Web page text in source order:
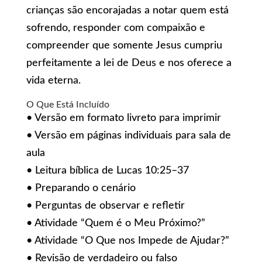
crianças são encorajadas a notar quem está
sofrendo, responder com compaixão e
compreender que somente Jesus cumpriu
perfeitamente a lei de Deus e nos oferece a
vida eterna.
O Que Está Incluído
• Versão em formato livreto para imprimir
• Versão em páginas individuais para sala de
aula
• Leitura bíblica de Lucas 10:25–37
• Preparando o cenário
• Perguntas de observar e refletir
• Atividade “Quem é o Meu Próximo?”
• Atividade “O Que nos Impede de Ajudar?”
• Revisão de verdadeiro ou falso